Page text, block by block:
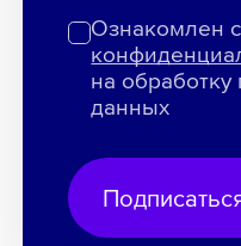
Ознакомлен с
на
данных